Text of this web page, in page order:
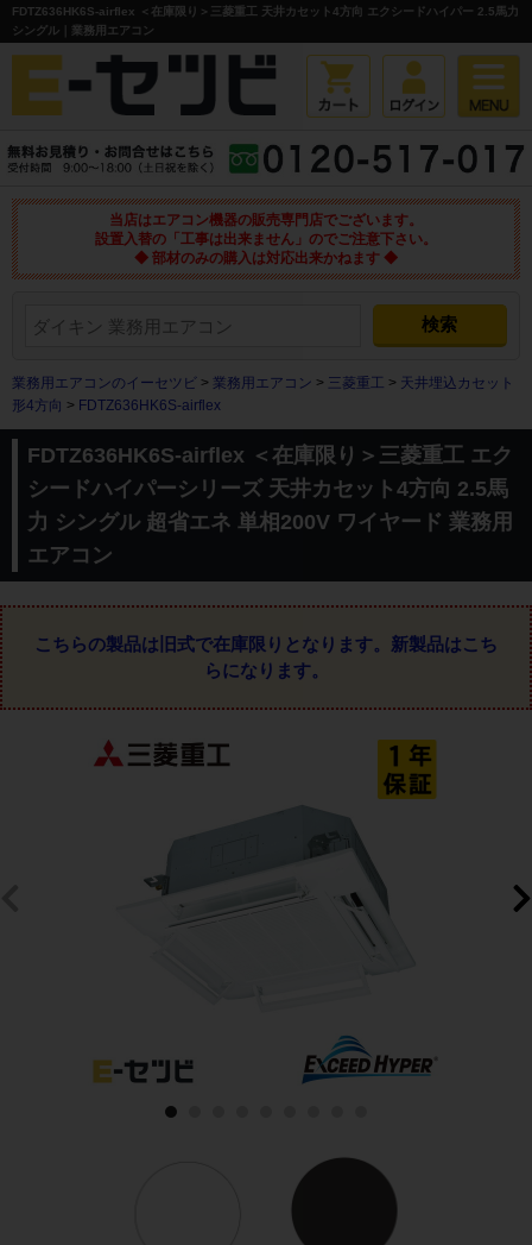
FDTZ636HK6S-airflex ＜在庫限り＞三菱重工 天井カセット4方向 エクシードハイパー 2.5馬力
シングル｜業務用エアコン
当店はエアコン機器の販売専門店でございます。
設置入替の「工事は出来ません」のでご注意下さい。
◆ 部材のみの購入は対応出来かねます ◆
業務用エアコンのイーセツビ > 業務用エアコン > 三菱重工 > 天井埋込カセット
形4方向 > FDTZ636HK6S-airflex
FDTZ636HK6S-airflex ＜在庫限り＞三菱重工 エク
シードハイパーシリーズ 天井カセット4方向 2.5馬
力 シングル 超省エネ 単相200V ワイヤード 業務用
エアコン
こちらの製品は旧式で在庫限りとなります。 新製品はこち
らになります。